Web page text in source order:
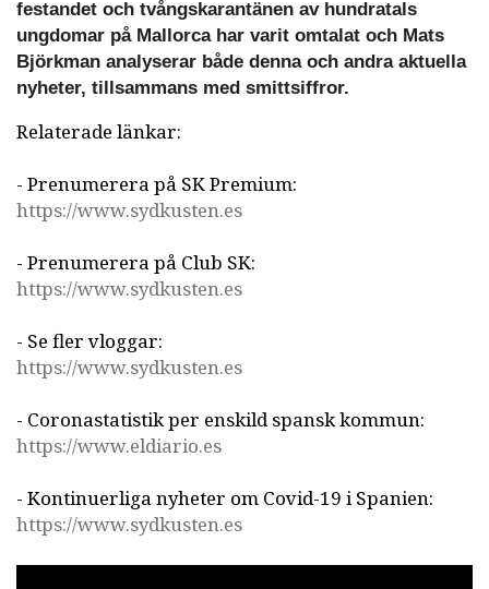
festandet och tvångskarantänen av hundratals
ungdomar på Mallorca har varit omtalat och Mats
Björkman analyserar både denna och andra aktuella
nyheter, tillsammans med smittsiffror.
Relaterade länkar:
- Prenumerera på SK Premium:
https://www.sydkusten.es
- Prenumerera på Club SK:
https://www.sydkusten.es
- Se fler vloggar:
https://www.sydkusten.es
- Coronastatistik per enskild spansk kommun:
https://www.eldiario.es
- Kontinuerliga nyheter om Covid-19 i Spanien:
https://www.sydkusten.es